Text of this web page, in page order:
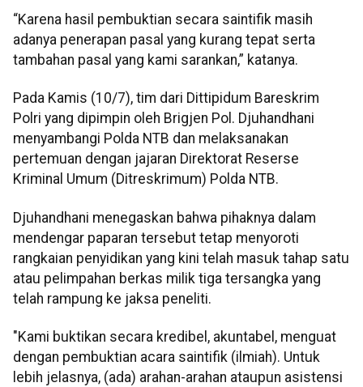
“Karena hasil pembuktian secara saintifik masih
adanya penerapan pasal yang kurang tepat serta
tambahan pasal yang kami sarankan,” katanya.
Pada Kamis (10/7), tim dari Dittipidum Bareskrim
Polri yang dipimpin oleh Brigjen Pol. Djuhandhani
menyambangi Polda NTB dan melaksanakan
pertemuan dengan jajaran Direktorat Reserse
Kriminal Umum (Ditreskrimum) Polda NTB.
Djuhandhani menegaskan bahwa pihaknya dalam
mendengar paparan tersebut tetap menyoroti
rangkaian penyidikan yang kini telah masuk tahap satu
atau pelimpahan berkas milik tiga tersangka yang
telah rampung ke jaksa peneliti.
"Kami buktikan secara kredibel, akuntabel, menguat
dengan pembuktian acara saintifik (ilmiah). Untuk
lebih jelasnya, (ada) arahan-arahan ataupun asistensi